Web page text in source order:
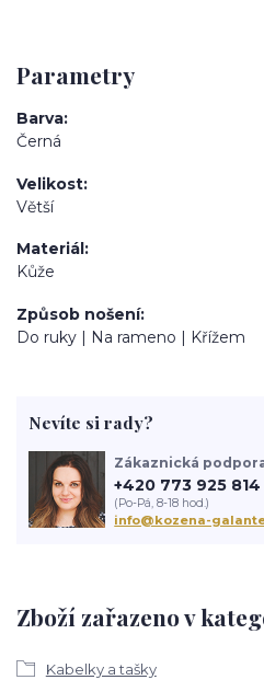
Parametry
Barva
Černá
Velikost
Větší
Materiál
Kůže
Způsob nošení
Do ruky | Na rameno | Křížem
Zboží zařazeno v
Kabelky a tašky
Nevíte si rady?
Zákaznická
+420 773 925 814
(Po-Pá, 8-18 hod.)
info@kozena-